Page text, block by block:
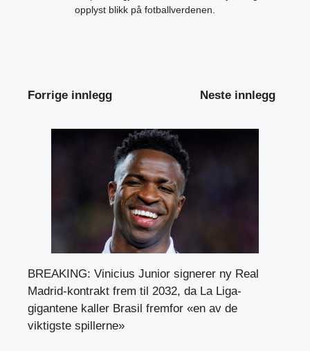
opplyst blikk på fotballverdenen.
Forrige innlegg Neste innlegg
BREAKING: Vinicius Junior signerer ny Real
Madrid-kontrakt frem til 2032, da La Liga-
gigantene kaller Brasil fremfor «en av de
viktigste spillerne»